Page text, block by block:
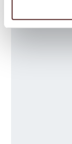
Restaurant
idyllisch